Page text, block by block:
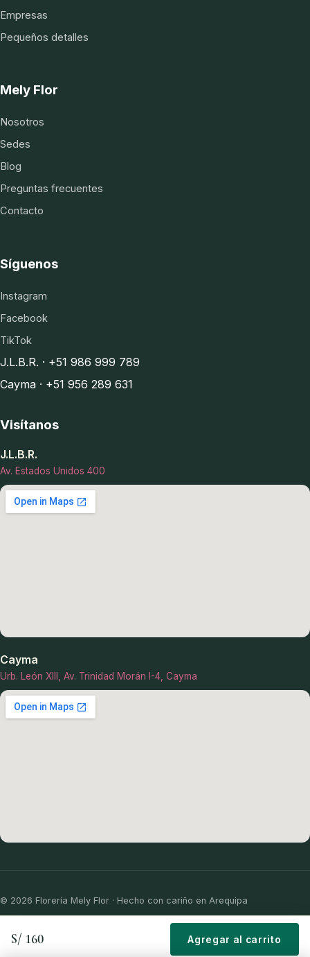
S/ 160 Agregar al carrito
Empresas
Pequeños detalles
Mely Flor
Nosotros
Sedes
Blog
Preguntas frecuentes
Contacto
Síguenos
Instagram
Facebook
TikTok
J.L.B.R. · +51 986 999 789
Cayma · +51 956 289 631
Visítanos
J.L.B.R.
Av. Estados Unidos 400
Cayma
Urb. León XIII, Av. Trinidad Morán I-4, Cayma
© 2026 Florería Mely Flor · Hecho con cariño en Arequipa
Condiciones
Políticas de
Delivery
Políticas de
Devoluciones